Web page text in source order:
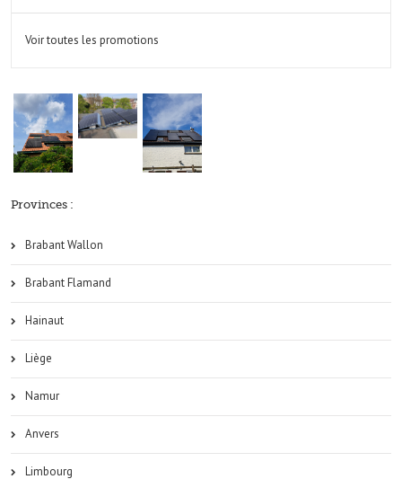
Voir toutes les promotions
Provinces :
Brabant Wallon
Brabant Flamand
Hainaut
Liège
Namur
Anvers
Limbourg